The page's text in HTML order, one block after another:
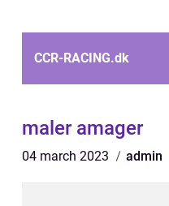
CCR-RACING.dk
maler amager
04 march 2023 admin